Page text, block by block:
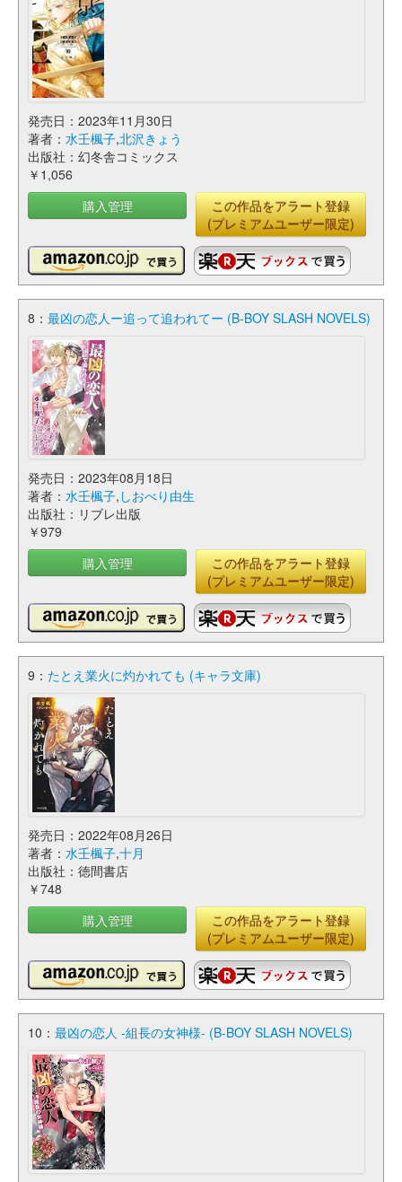
発売日：2023年11月30日
著者： 水壬楓子,北沢きょう
出版社：幻冬舎コミックス
￥1,056
購入管理
この作品をアラート登録
(プレミアムユーザー限定)
8： 最凶の恋人ー追って追われてー (B-BOY SLASH NOVELS)
発売日：2023年08月18日
著者： 水壬楓子, しおべり由生
出版社：リブレ出版
￥979
購入管理
この作品をアラート登録
(プレミアムユーザー限定)
9： たとえ業火に灼かれても (キャラ文庫)
発売日：2022年08月26日
著者： 水壬楓子,十月
出版社：徳間書店
￥748
購入管理
この作品をアラート登録
(プレミアムユーザー限定)
10： 最凶の恋人 -組長の女神様- (B-BOY SLASH NOVELS)